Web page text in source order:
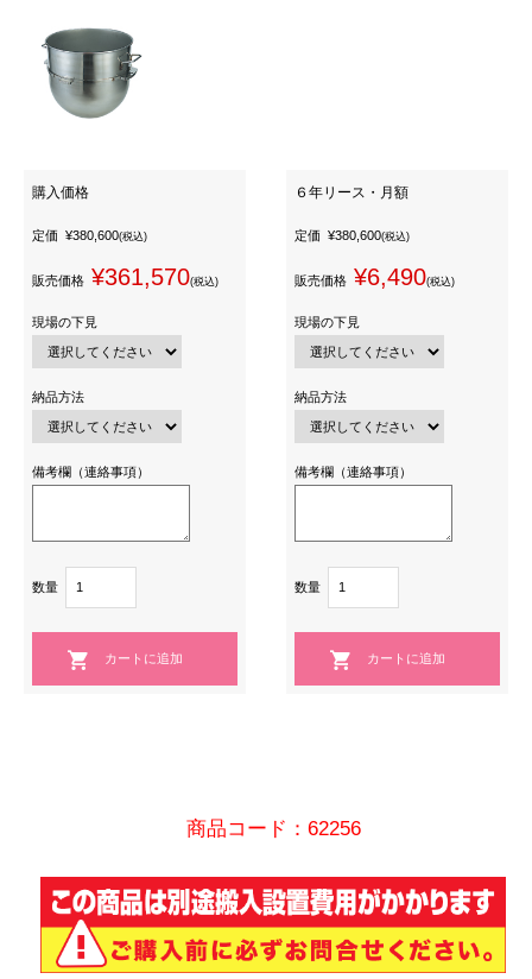
購入価格
定価 ¥380,600(税込)
販売価格 ¥361,570(税込)
現場の下見
納品方法
備考欄（連絡事項）
数量
６年リース・月額
定価 ¥380,600(税込)
販売価格 ¥6,490(税込)
現場の下見
納品方法
備考欄（連絡事項）
数量
商品コード：62256